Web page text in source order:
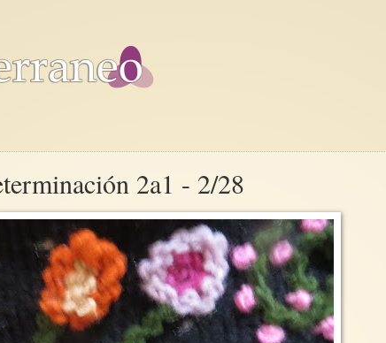
2a1 - 2/28